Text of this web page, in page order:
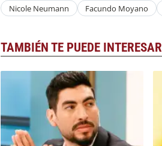
Nicole Neumann Facundo Moyano
TAMBIÉN TE PUEDE INTERESAR